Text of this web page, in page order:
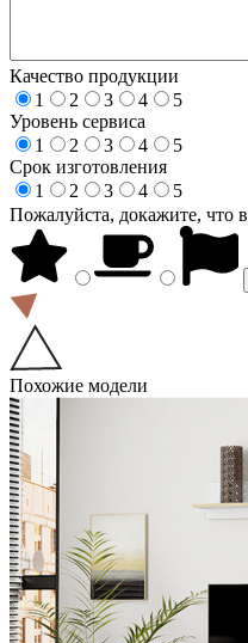
Качество продукции
1
2 3 4
5
Уровень сервиса
1
2 3 4
5
Срок изготовления
1
2 3 4
5
Пожалуйста, докажите, что
Похожие модели